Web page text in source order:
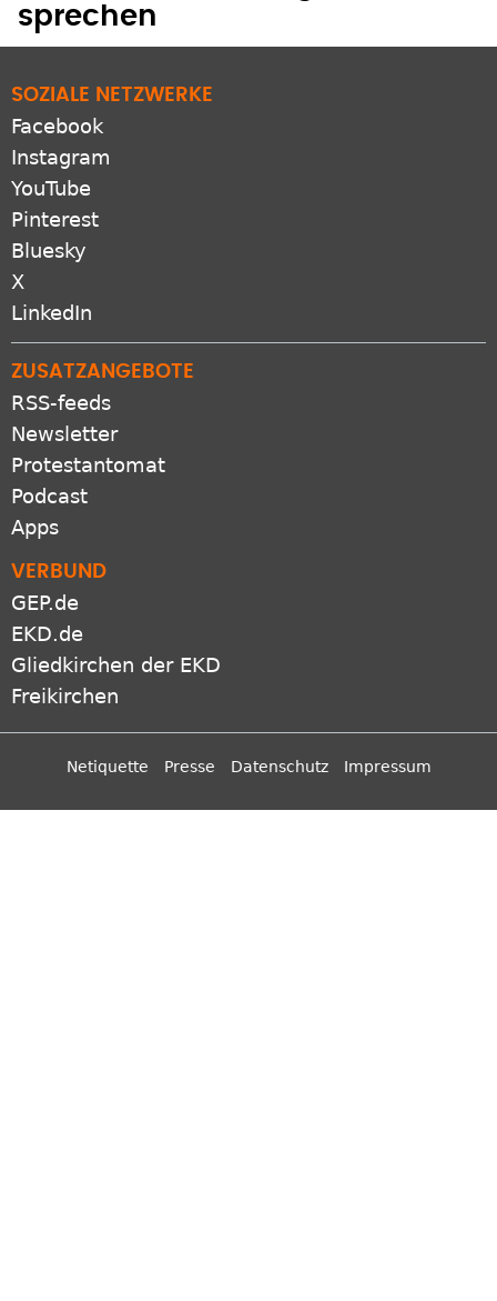
sprechen
SOZIALE NETZWERKE
Facebook
Instagram
YouTube
Pinterest
Bluesky
X
LinkedIn
ZUSATZANGEBOTE
RSS-feeds
Newsletter
Protestantomat
Podcast
Apps
VERBUND
GEP.de
EKD.de
Gliedkirchen der EKD
Freikirchen
Netiquette Presse Datenschutz Impressum